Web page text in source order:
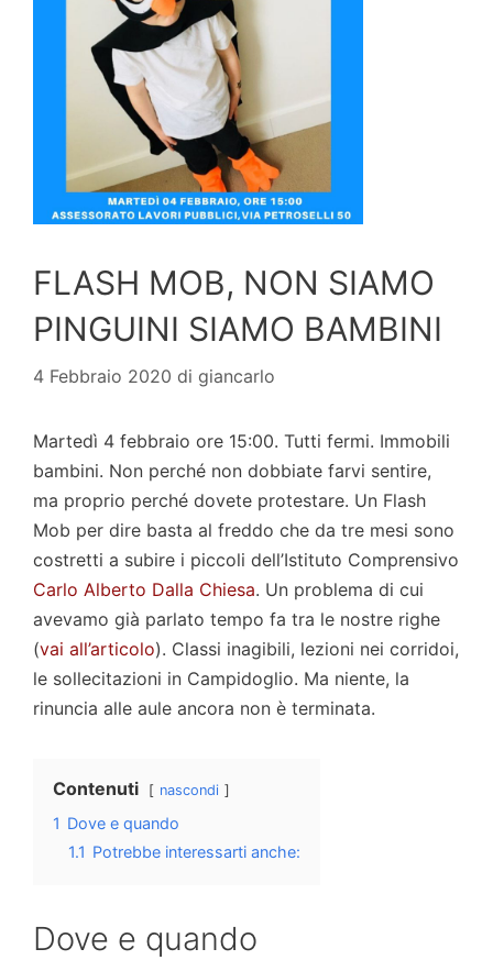
FLASH MOB, NON SIAMO
PINGUINI SIAMO BAMBINI
4 Febbraio 2020 di giancarlo
Martedì 4 febbraio ore 15:00. Tutti fermi. Immobili
bambini. Non perché non dobbiate farvi sentire,
ma proprio perché dovete protestare. Un Flash
Mob per dire basta al freddo che da tre mesi sono
costretti a subire i piccoli dell’Istituto Comprensivo
Carlo Alberto Dalla Chiesa. Un problema di cui
avevamo già parlato tempo fa tra le nostre righe
(vai all’articolo). Classi inagibili, lezioni nei corridoi,
le sollecitazioni in Campidoglio. Ma niente, la
rinuncia alle aule ancora non è terminata.
Contenuti nascondi
1 Dove e quando
1.1 Potrebbe interessarti anche:
Dove e quando